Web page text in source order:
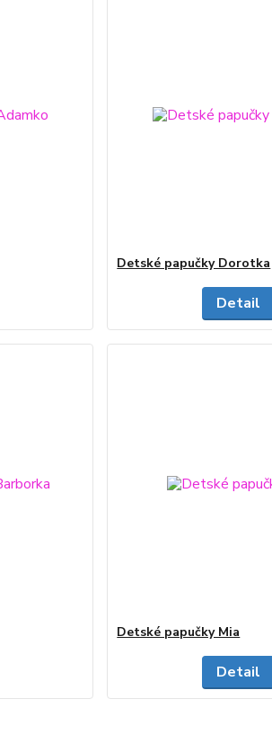
Detské papučky Dorotka
Detail
Detské papučky Mia
Detail